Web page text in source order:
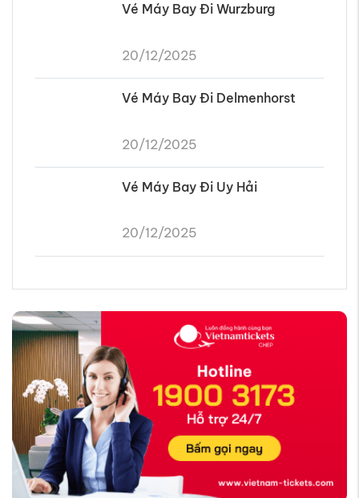
Vé Máy Bay Đi Wurzburg
20/12/2025
Vé Máy Bay Đi Delmenhorst
20/12/2025
Vé Máy Bay Đi Uy Hải
20/12/2025